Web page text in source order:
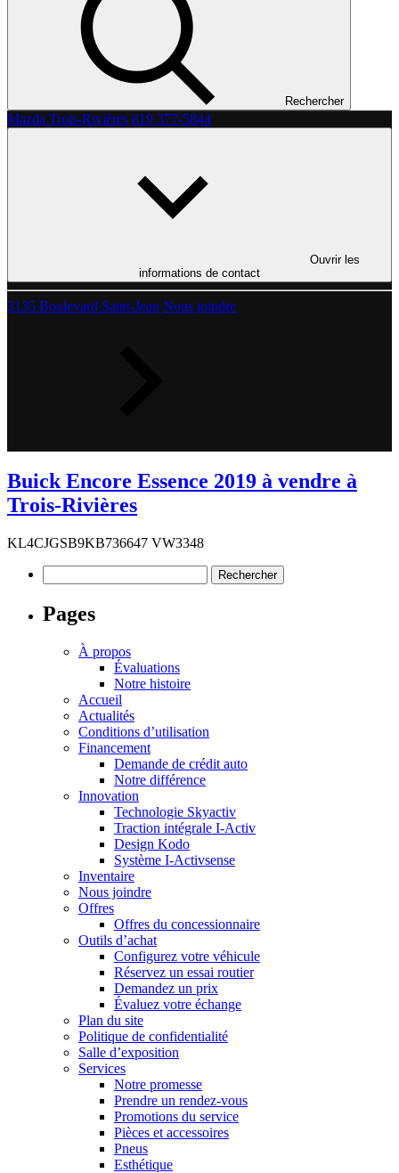
Rechercher
Mazda Trois-Rivières 819 377-5844
Ouvrir les
informations de contact
3135 Boulevard Saint-Jean Nous joindre
Buick Encore Essence 2019 à vendre à
Trois-Rivières
KL4CJGSB9KB736647 VW3348
Pages
À propos
Évaluations
Notre histoire
Accueil
Actualités
Conditions d’utilisation
Financement
Demande de crédit auto
Notre différence
Innovation
Technologie Skyactiv
Traction intégrale I-Activ
Design Kodo
Système I-Activsense
Inventaire
Nous joindre
Offres
Offres du concessionnaire
Outils d’achat
Configurez votre véhicule
Réservez un essai routier
Demandez un prix
Évaluez votre échange
Plan du site
Politique de confidentialité
Salle d’exposition
Services
Notre promesse
Prendre un rendez-vous
Promotions du service
Pièces et accessoires
Pneus
Esthétique